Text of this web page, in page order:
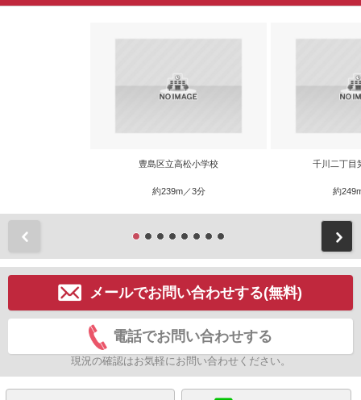
豊島区立高松小学校
約239m／3分
千川二丁目
約
メールでお問い合わせする(無料)
電話でお問い合わせする
現況の確認はお気軽にお問い合わせください。